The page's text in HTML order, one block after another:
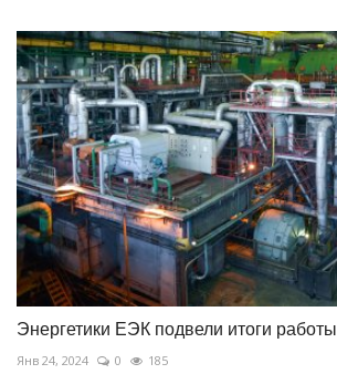
Энергетики ЕЭК подвели итоги работы
Янв 24, 2024 0 185